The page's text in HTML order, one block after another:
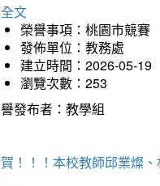
文
榮譽事項：桃園市競賽
發佈單位：教務處
建立時間：2026-05-19
瀏覽次數：253
發布者：教學組
！！！本校教師邱業燦